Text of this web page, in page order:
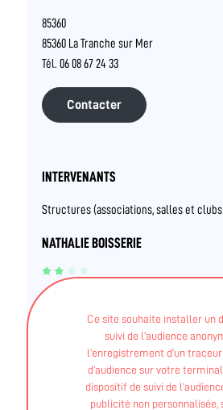
Ce site souhaite installer un
suivi de l’audience
l’enregistrement d’un
d’audience sur votre terminal
dispositif de suivi de
publicité non personnalisée,
85360
85360 La Tranche sur Mer
Tél. 06 08 67 24 33
Contacter
INTERVENANTS
Structures (associations, salles et
NATHALIE BOISSERIE
Diplôme fédéral - FF EPGV -
en salle) d'éducation physique et
volontaire